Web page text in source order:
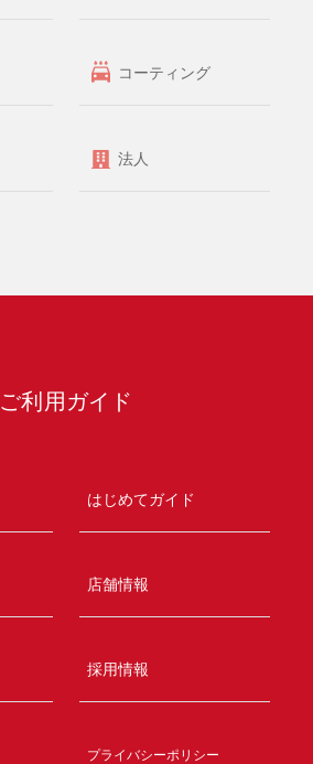
コーティング
法人
ご利用ガイド
はじめてガイド
店舗情報
採用情報
プライバシーポリシー